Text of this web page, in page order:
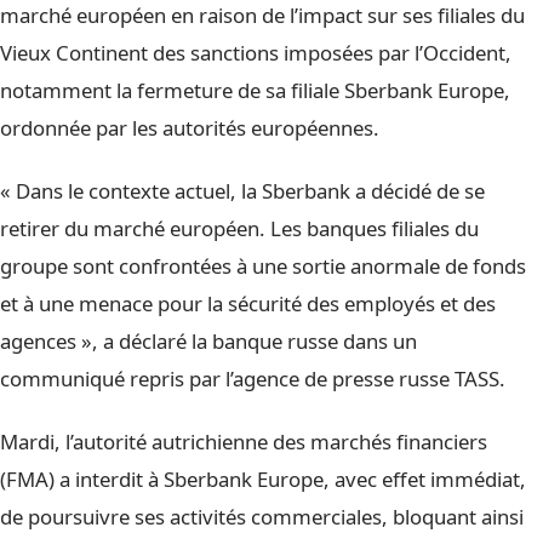
marché européen en raison de l’impact sur ses filiales du
Vieux Continent des sanctions imposées par l’Occident,
notamment la fermeture de sa filiale Sberbank Europe,
ordonnée par les autorités européennes.
« Dans le contexte actuel, la Sberbank a décidé de se
retirer du marché européen. Les banques filiales du
groupe sont confrontées à une sortie anormale de fonds
et à une menace pour la sécurité des employés et des
agences », a déclaré la banque russe dans un
communiqué repris par l’agence de presse russe TASS.
Mardi, l’autorité autrichienne des marchés financiers
(FMA) a interdit à Sberbank Europe, avec effet immédiat,
de poursuivre ses activités commerciales, bloquant ainsi